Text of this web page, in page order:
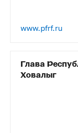
www.pfrf.ru
Глава
Ховалыг